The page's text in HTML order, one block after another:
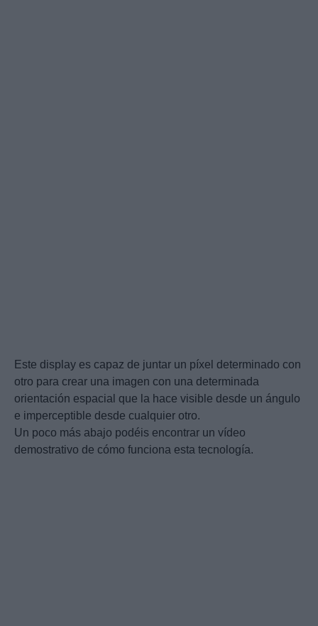
Este display es capaz de juntar un píxel determinado con
otro para crear una imagen con una determinada
orientación espacial que la hace visible desde un ángulo
e imperceptible desde cualquier otro.
Un poco más abajo podéis encontrar un vídeo
demostrativo de cómo funciona esta tecnología.